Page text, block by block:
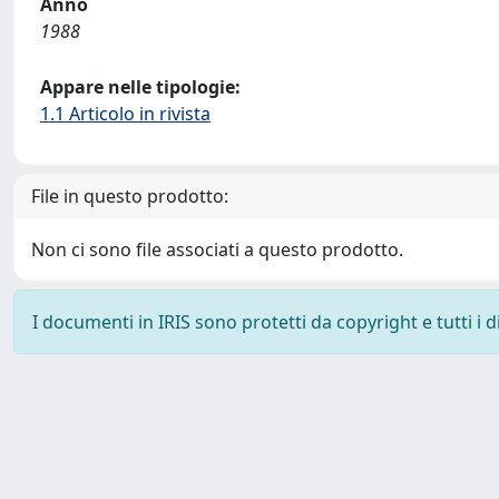
1988
Appare nelle tipologie:
1.1 Articolo in rivista
File in questo prodotto:
Non ci sono file associati a questo prodotto.
I documenti in IRIS sono protetti da copyright e tutti i